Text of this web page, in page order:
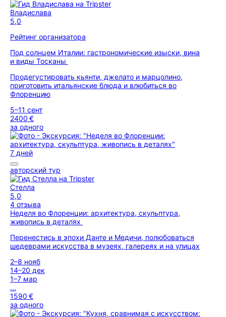
Владислава
5,0
Рейтинг организатора
Под солнцем Италии: гастрономические изыски, вина
и виды Тосканы
Продегустировать кьянти, джелато и марцолино,
приготовить итальянские блюда и влюбиться во
Флоренцию
5–11 сент
2400 €
за одного
7 дней
авторский тур
Стелла
5,0
4 отзыва
Неделя во Флоренции: архитектура, скульптура,
живопись в деталях
Перенестись в эпохи Данте и Медичи, полюбоваться
шедеврами искусства в музеях, галереях и на улицах
2–8 нояб
14–20 дек
1–7 мар
...
1590 €
за одного